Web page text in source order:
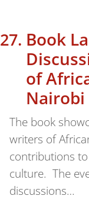
Book
of
Nairobi
The book
writers of
contributions
culture. The
discussions…